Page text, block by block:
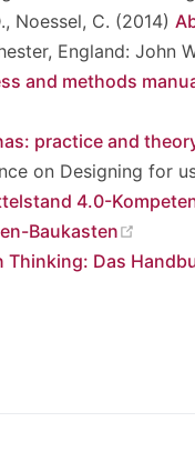
Noessel, C. (2014)
England: John
and methods
practice and
on Designing for
4.0-
Baukasten
Thinking: Das